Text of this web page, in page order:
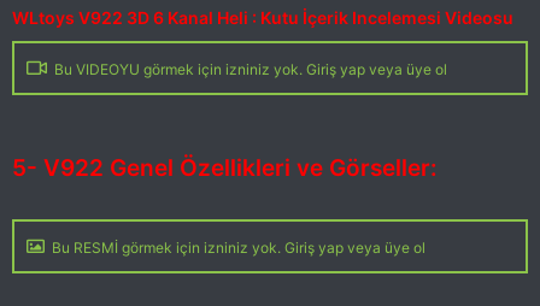
WLtoys V922 3D 6 Kanal Heli : Kutu İçerik Incelemesi Videosu
Bu VIDEOYU görmek için izniniz yok. Giriş yap veya üye ol
5- V922 Genel Özellikleri ve Görseller:
Bu RESMİ görmek için izniniz yok. Giriş yap veya üye ol